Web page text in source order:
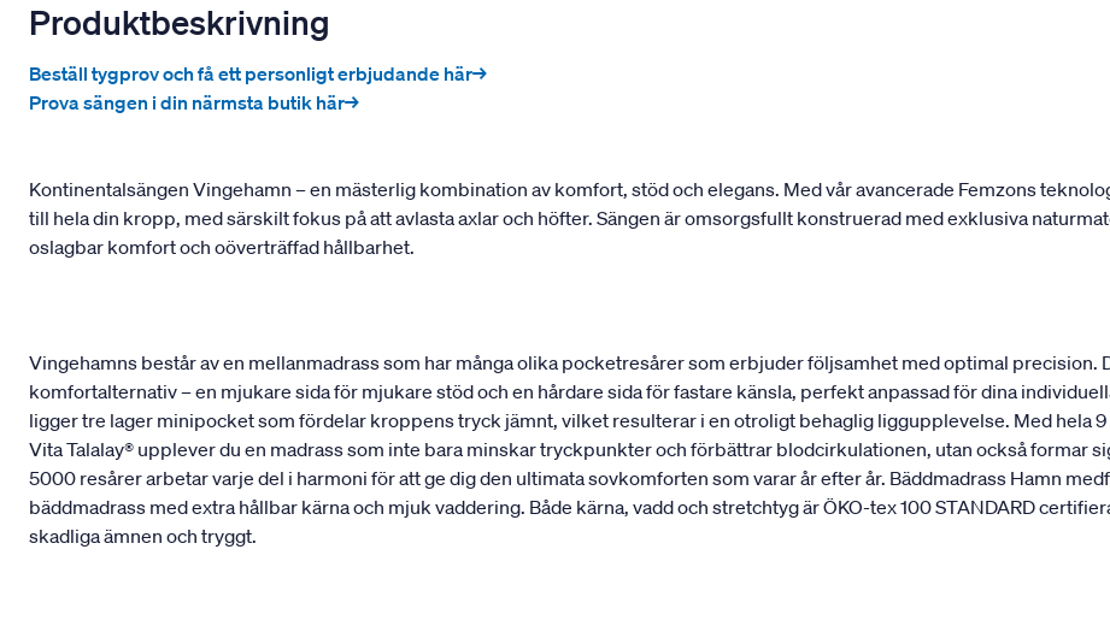
Produktbeskrivning
Beställ tygprov och få ett personligt erbjudande här→
Prova sängen i din närmsta butik här→
Kontinentalsängen Vingehamn – en mästerlig kombination av komfort, stöd och elegans. Med vår avancerade Femzons
till hela din kropp, med särskilt fokus på att avlasta axlar och höfter. Sängen är omsorgsfullt konstruerad med exklusiva
oslagbar komfort och oöverträffad hållbarhet.
Vingehamns består av en mellanmadrass som har många olika pocketresårer som erbjuder följsamhet med optimal precision.
komfortalternativ – en mjukare sida för mjukare stöd och en hårdare sida för fastare känsla, perfekt anpassad för dina
ligger tre lager minipocket som fördelar kroppens tryck jämnt, vilket resulterar i en otroligt behaglig liggupplevelse. Med hela
Vita Talalay® upplever du en madrass som inte bara minskar tryckpunkter och förbättrar blodcirkulationen, utan också formar
5000 resårer arbetar varje del i harmoni för att ge dig den ultimata sovkomforten som varar år efter år. Bäddmadrass Hamn
bäddmadrass med extra hållbar kärna och mjuk vaddering. Både kärna, vadd och stretchtyg är ÖKO-tex 100 STANDARD
skadliga ämnen och tryggt.